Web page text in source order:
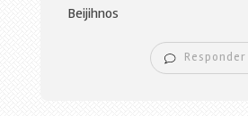
Beijihnos